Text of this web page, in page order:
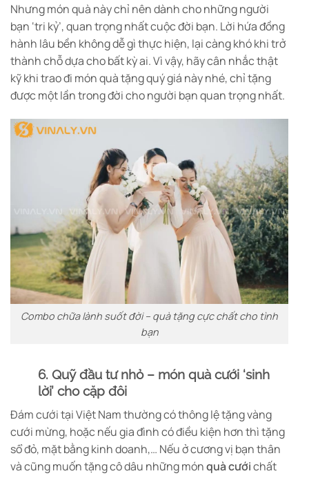
Nhưng món quà này chỉ nên dành cho những người
bạn ‘tri kỷ’, quan trọng nhất cuộc đời bạn. Lời hứa đồng
hành lâu bền không dễ gì thực hiện, lại càng khó khi trở
thành chỗ dựa cho bất kỳ ai. Vì vậy, hãy cân nhắc thật
kỹ khi trao đi món quà tặng quý giá này nhé, chỉ tặng
được một lần trong đời cho người bạn quan trọng nhất.
Combo chữa lành suốt đời – quà tặng cực chất cho tình
bạn
6. Quỹ đầu tư nhỏ – món quà cưới ‘sinh
lời’ cho cặp đôi
Đám cưới tại Việt Nam thường có thông lệ tặng vàng
cưới mừng, hoặc nếu gia đình có điều kiện hơn thì tặng
sổ đỏ, mặt bằng kinh doanh,… Nếu ở cương vị bạn thân
và cũng muốn tặng cô dâu những mónquà cướichất